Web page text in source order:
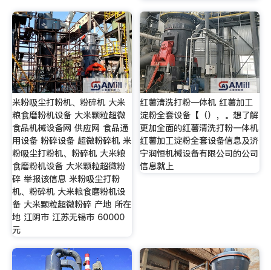
米粉吸尘打粉机、粉碎机 大米
粮食磨粉机设备 大米颗粒超微
食品机械设备网 供应网 食品通
用设备 粉碎设备 超微粉碎机 米
粉吸尘打粉机、粉碎机 大米粮
食磨粉机设备 大米颗粒超微粉
碎 举报该信息 米粉吸尘打粉
机、粉碎机 大米粮食磨粉机设
备 大米颗粒超微粉碎 产地 所在
地 江阴市 江苏无锡市 60000
元
红薯清洗打粉一体机 红薯加工
淀粉全套设备【（），。想了解
更加全面的红薯清洗打粉一体机
红薯加工淀粉全套设备信息及济
宁润恒机械设备有限公司的公司
信息就上